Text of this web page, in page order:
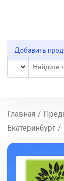
Добавить
Главная /
Екатеринбург /